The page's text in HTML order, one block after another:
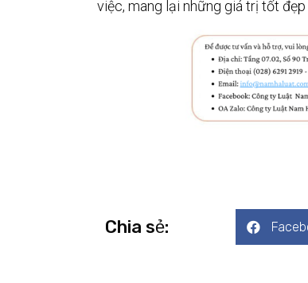
việc, mang lại những giá trị tốt đẹp
Chia sẻ: